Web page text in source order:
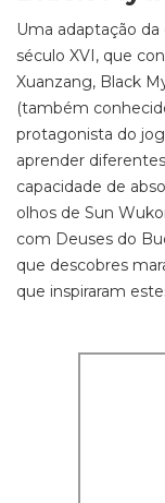
Uma adaptação da
século XVI, que
Xuanzang, Black
(também
protagonista do
aprender
capacidade de
olhos de Sun
com Deuses do
que descobres
que inspiraram